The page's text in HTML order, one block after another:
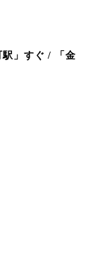
駅」すぐ / 「金